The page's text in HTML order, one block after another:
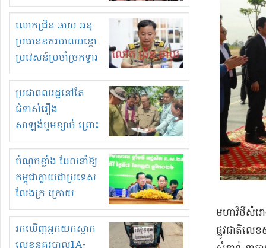
ចូល មកខុស
ច្បាប់លួចបូមខ្សាច់នៅ
ក្នុងប្រទេសកម្ពុជា
លោកជ្រិន ឆាយ អនុ
ប្រធាននគរបាលអន្តោ
ប្រវេសន៍ប្រចាំច្រកទ្វារ
ព្រំដែនភ្នំឌិន និងឈ្មួញ
មួយចំនួនទៀត
កំពង់តែគុបគិតគ្នា
ធ្វើសកម្មភាពរកស៊ីនិង
ស្តុកទំនិញគេចពន្ធ?
ប្រជាពលរដ្ឋនៅតែ
ជំទាស់រឿង
សាឡង់បូមខ្សាច់ ព្រោះ
ខ្លាចបាក់ច្រាំងទៀត!
ចំណុចខ្លាំង ដែលនាំឱ្យ
កម្ពុជាក្លាយជាប្រទេស
លែងក្រ ក្រោយ
ឆ្នាំ២០៣០
រកឃើញអ្នកយកស្លាក
មហាវិថី​សំរោ
ផ្លូវជាតិ​លេ